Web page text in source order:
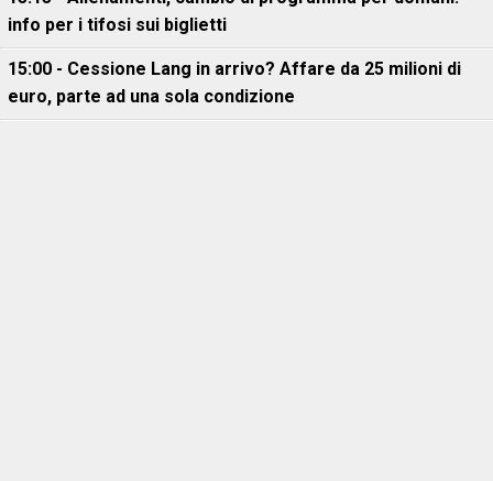
info per i tifosi sui biglietti
15:00 - Cessione Lang in arrivo? Affare da 25 milioni di
euro, parte ad una sola condizione